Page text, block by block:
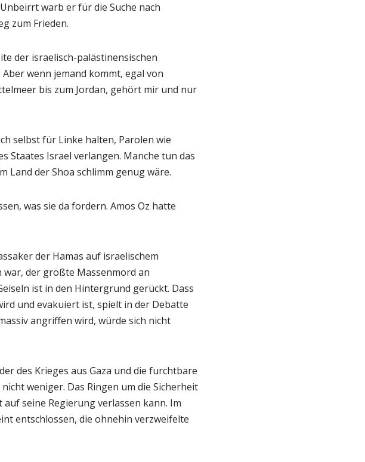
warb er für die Suche nach
zum Frieden.
der israelisch-palästinensischen
Aber wenn jemand kommt, egal von
bis zum Jordan, gehört mir und nur
selbst für Linke halten, Parolen wie
Staates Israel verlangen. Manche tun das
Land der Shoa schlimm genug wäre.
was sie da fordern. Amos Oz hatte
der Hamas auf israelischem
der größte Massenmord an
ist in den Hintergrund gerückt. Dass
und evakuiert ist, spielt in der Debatte
angriffen wird, würde sich nicht
des Krieges aus Gaza und die furchtbare
weniger. Das Ringen um die Sicherheit
seine Regierung verlassen kann. Im
entschlossen, die ohnehin verzweifelte